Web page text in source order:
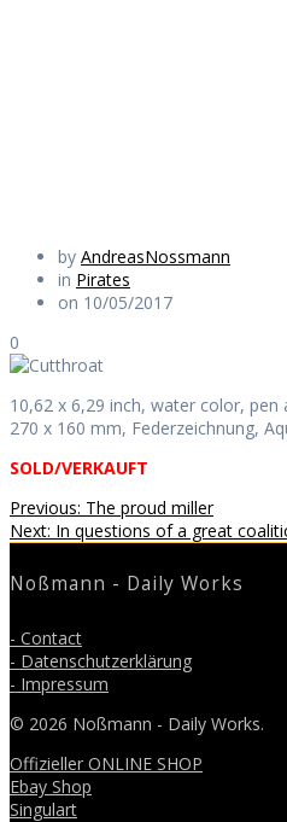
by AndreasNossmann
in Pirates
on 10/05/2017
0
10,62 x 6,29 inch, water color, pen
270 x 160 mm, Federzeichnung,
SOLD/VERKAUFT
Previous: Previous
post:
The proud miller
Next: Next
In questions of a great
Noßmann - Daily Works
- Contact
- Datenschutzerklärung
- Impressum
© 2026 Noßmann - Daily Works.
Offizieller ONLINE SHOP
Ebay Shop
Singulart